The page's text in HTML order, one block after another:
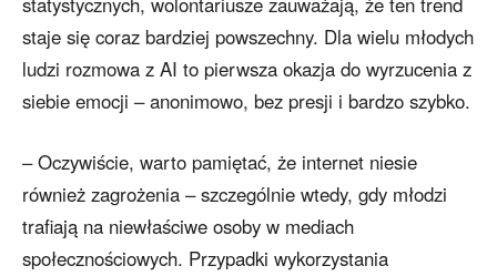
staje się coraz bardziej powszechny. Dla wielu młodych
ludzi rozmowa z AI to pierwsza okazja do wyrzucenia z
siebie emocji – anonimowo, bez presji i bardzo szybko.
– Oczywiście, warto pamiętać, że internet niesie
również zagrożenia – szczególnie wtedy, gdy młodzi
trafiają na niewłaściwe osoby w mediach
społecznościowych. Przypadki wykorzystania